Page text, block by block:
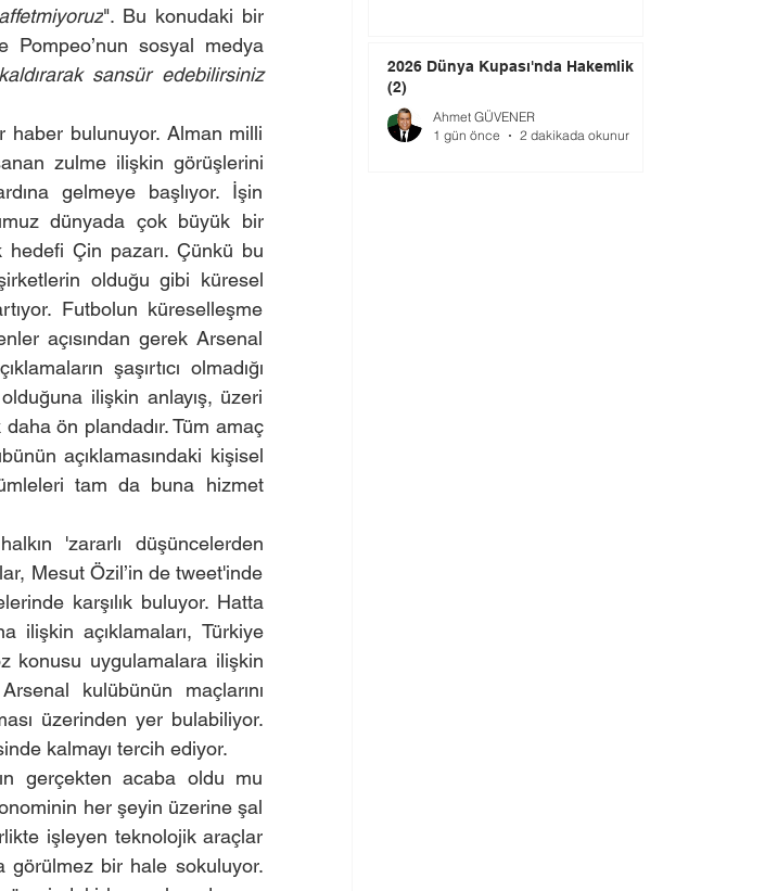
". Bu konudaki bir
Pompeo’nun sosyal medya
sansür edebilirsiniz
bulunuyor. Alman milli
zulme ilişkin görüşlerini
gelmeye başlıyor. İşin
dünyada çok büyük bir
Çin pazarı. Çünkü bu
olduğu gibi küresel
Futbolun küreselleşme
açısından gerek Arsenal
şaşırtıcı olmadığı
ilişkin anlayış, üzeri
ön plandadır. Tüm amaç
açıklamasındaki kişisel
tam da buna hizmet
'zararlı düşüncelerden
Mesut Özil’in de tweet'inde
karşılık buluyor. Hatta
ilişkin açıklamaları, Türkiye
konusu uygulamalara ilişkin
kulübünün maçlarını
üzerinden yer bulabiliyor.
kalmayı tercih ediyor.
gerçekten acaba oldu mu
her şeyin üzerine şal
işleyen teknolojik araçlar
görülmez bir hale sokuluyor.
2026 Dünya Kupası'nda Hakemlik
(2)
Ahmet GÜVENER
1 gün önce
2 dakikada okunur